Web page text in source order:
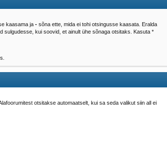
kaasama ja - sõna ette, mida ei tohi otsingusse kaasata. Eralda
ainult ühe sõnaga otsitaks. Kasuta *
otsitakse automaatselt, kui sa seda valikut siin all ei